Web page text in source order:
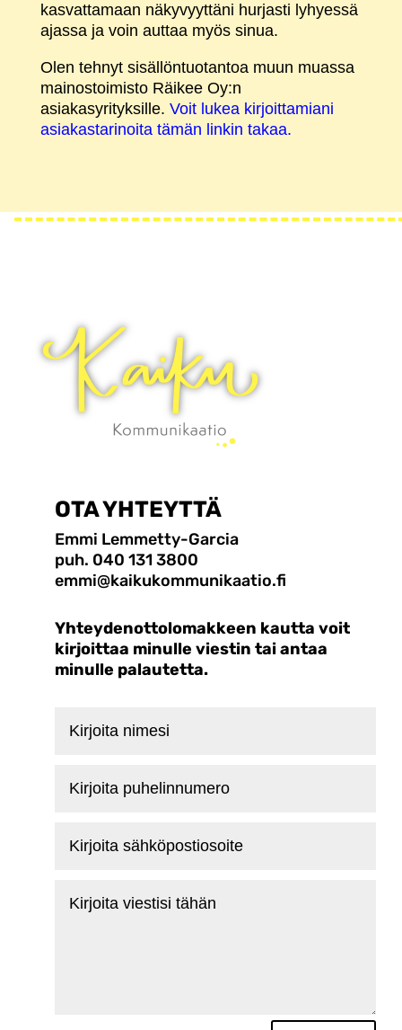
kasvattamaan näkyvyyttäni hurjasti lyhyessä
ajassa ja voin auttaa myös sinua.
Olen tehnyt sisällöntuotantoa muun muassa
mainostoimisto Räikee Oy:n
asiakasyrityksille. Voit lukea kirjoittamiani
asiakastarinoita tämän linkin takaa.
OTA YHTEYTTÄ
Emmi Lemmetty-Garcia
puh. 040 131 3800
emmi@kaikukommunikaatio.fi
Yhteydenottolomakkeen kautta voit
kirjoittaa minulle viestin tai antaa
minulle palautetta.
nimesi
puhelinnumero
sähköpostiosoite
viestisi